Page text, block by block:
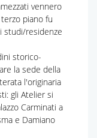
vennero
piano fu
studi/residenze
storico-
la sede della
l'originaria
gli Atelier si
Carminati a
e Damiano